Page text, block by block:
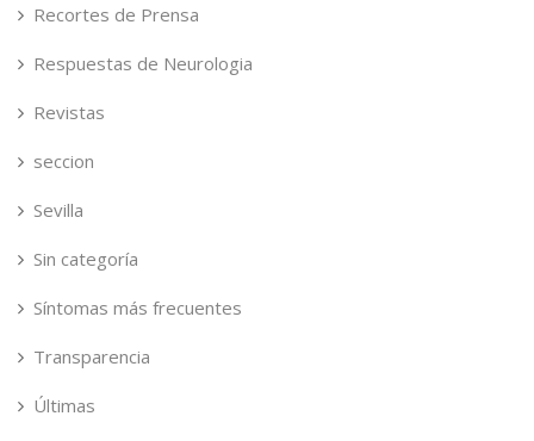
Recortes de Prensa
Respuestas de Neurologia
Revistas
seccion
Sevilla
Sin categoría
Síntomas más frecuentes
Transparencia
Últimas